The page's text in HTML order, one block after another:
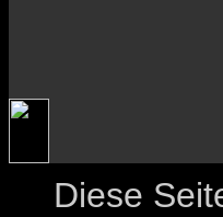
Diese